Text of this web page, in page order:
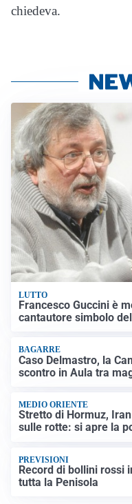
chiedeva.
LUTTO
Francesco Guccini è
cantautore simbolo
BAGARRE
Caso Delmastro, la
scontro in Aula tra
MEDIO ORIENTE
Stretto di Hormuz,
sulle rotte: si apre la
PREVISIONI
Record di bollini rossi
tutta la Penisola